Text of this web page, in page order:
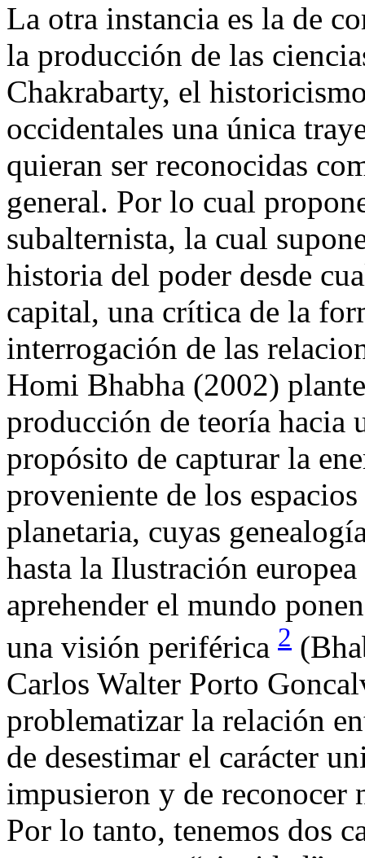
La otra instancia es la de
la producción de las
Chakrabarty, el
occidentales una única
quieran ser reconocidas
general. Por lo cual
subalternista, la cual
historia del poder desde
capital, una crítica de la
interrogación de las
Homi Bhabha (2002)
producción de teoría hacia
propósito de capturar la
proveniente de los
planetaria, cuyas
hasta la Ilustración
aprehender el mundo
una visión periférica 2
Carlos Walter Porto
problematizar la relación
de desestimar el carácter
impusieron y de reconocer
Por lo tanto, tenemos dos